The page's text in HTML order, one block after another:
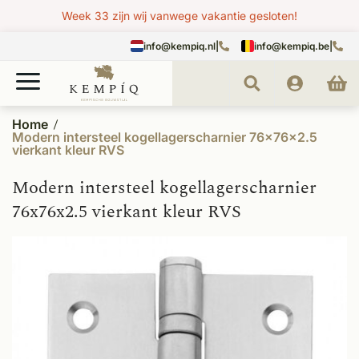
Week 33 zijn wij vanwege vakantie gesloten!
info@kempiq.nl info@kempiq.be
Home
Modern intersteel kogellagerscharnier 76x76x2.5
vierkant kleur RVS
Modern intersteel kogellagerscharnier
76x76x2.5 vierkant kleur RVS